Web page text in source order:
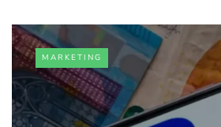
MARKETING